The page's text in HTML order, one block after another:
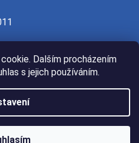
Dalším procházením
s jejich používáním.
Shoptet
. Všechna práva vyhrazena.